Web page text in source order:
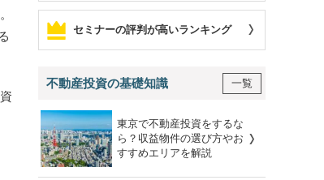
セミナーの評判が高いランキング
不動産投資の基礎知識 一覧
東京で不動産投資をするな
ら？収益物件の選び方やお
すすめエリアを解説